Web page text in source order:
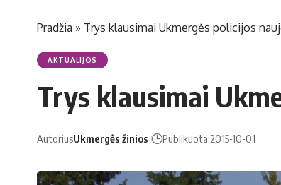
Pradžia » Trys klausimai Ukmergės policijos
AKTUALIJOS
Trys klausimai
AutoriusUkmergės žinios Publikuota 2015-10-01